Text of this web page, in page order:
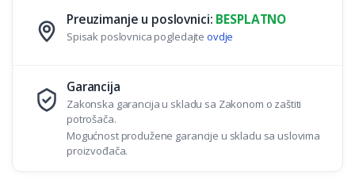
Preuzimanje u poslovnici: BESPLATNO
Spisak poslovnica pogledajte ovdje
Garancija
Zakonska garancija u skladu sa Zakonom o zaštiti
potrošača.
Mogućnost produžene garancije u skladu sa uslovima
proizvođača.